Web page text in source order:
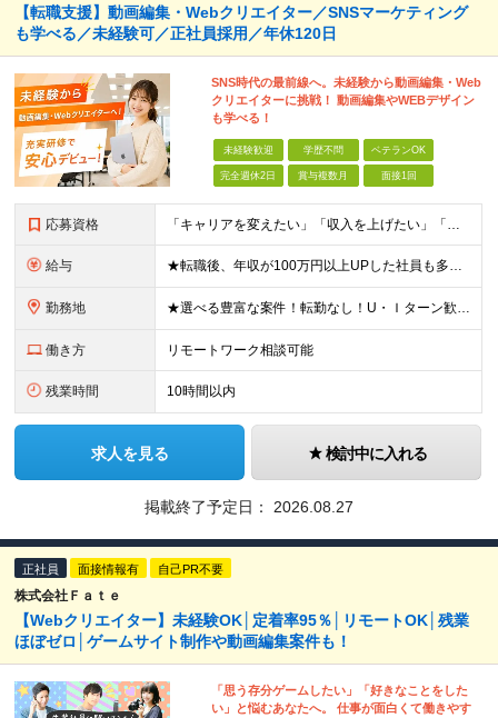
【転職支援】動画編集・Webクリエイター／SNSマーケティング
も学べる／未経験可／正社員採用／年休120日
SNS時代の最前線へ。未経験から動画編集・Web
クリエイターに挑戦！ 動画編集やWEBデザイン
も学べる！
未経験歓迎 学歴不問 ベテランOK
完全週休2日 賞与複数月 面接1回
応募資格 「キャリアを変えたい」「収入を上げたい」「将来に強いスキルを身につけたい」方歓迎！ ・未経験歓迎 ・学歴不問 ・第二新卒歓迎 ＼経験やスキルではなく、“これから”を重視します／ 「今のままでいい
給与 ★転職後、年収が100万円以上UPした社員も多数！ 月給25.9万円以上＋諸手当＋賞与年2回＋インセンティブ 【固定残業代について】 なし（残業代は、実際の労働時間に応じて別途全額支給）
勤務地 ★選べる豊富な案件！転勤なし！U・Ｉターン歓迎！ 東京、神奈川、埼玉、千葉、愛知、大阪、兵庫、京都、広島、福岡をはじめとする全国各地のプロジェクト先。 プライム上場、グロース上場企業の大手～ベンチ
働き方 リモートワーク相談可能
残業時間 10時間以内
求人を見る 検討中に入れる
掲載終了予定日： 2026.08.27
正社員 面接情報有 自己PR不要
株式会社Ｆａｔｅ
【Webクリエイター】未経験OK│定着率95％│リモートOK│残業
ほぼゼロ│ゲームサイト制作や動画編集案件も！
「思う存分ゲームしたい」「好きなことをした
い」と悩むあなたへ。 仕事が面白くて働きやす